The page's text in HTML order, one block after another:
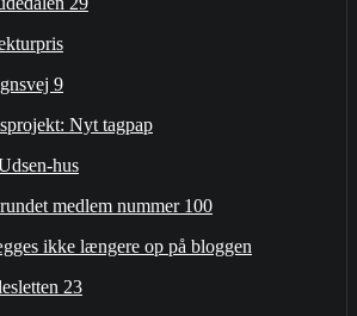
9
Nyt tagpap
hus
medlem nummer 100
ikke længere op på bloggen
23